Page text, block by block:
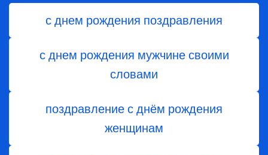
с днем рождения поздравления
с днем рождения мужчине своими
словами
поздравление с днём рождения
женщинам